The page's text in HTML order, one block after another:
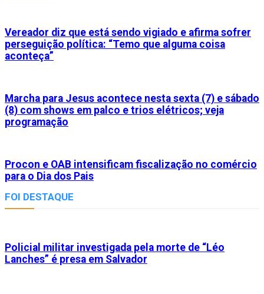
Vereador diz que está sendo vigiado e afirma sofrer
perseguição política: “Temo que alguma coisa
aconteça”
Marcha para Jesus acontece nesta sexta (7) e sábado
(8) com shows em palco e trios elétricos; veja
programação
Procon e OAB intensificam fiscalização no comércio
para o Dia dos Pais
FOI DESTAQUE
Policial militar investigada pela morte de “Léo
Lanches” é presa em Salvador